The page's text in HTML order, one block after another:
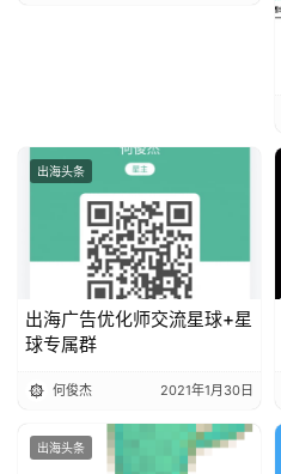
出海头条
出海广告优化师交流星球+星
球专属群
何俊杰 2021年1月30日
出海头条